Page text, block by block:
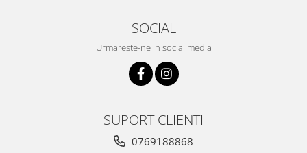
SOCIAL
Urmareste-ne in social media
SUPORT CLIENTI
0769188868